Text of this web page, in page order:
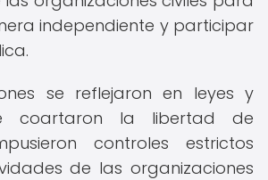
independiente y participar
se reflejaron en leyes y
coartaron la libertad de
controles estrictos
de las organizaciones